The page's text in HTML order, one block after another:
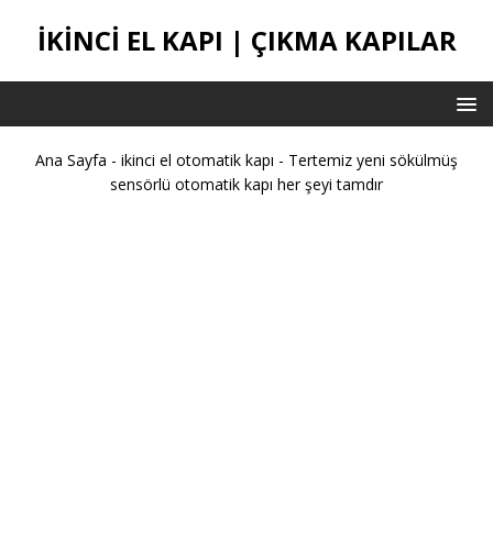
IKINCI EL KAPI | ÇIKMA KAPILAR
Ana Sayfa - ikinci el otomatik kapı - Tertemiz yeni sökülmüş
sensörlü otomatik kapı her şeyi tamdır